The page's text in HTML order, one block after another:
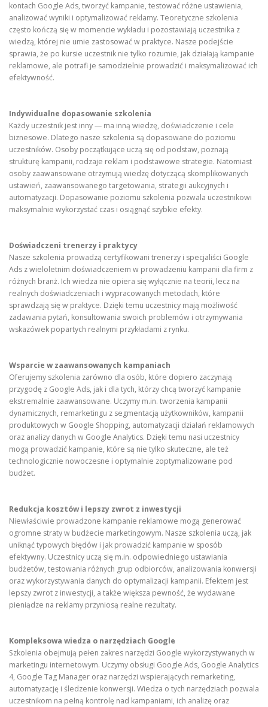
kontach Google Ads, tworzyć kampanie, testować różne ustawienia,
analizować wyniki i optymalizować reklamy. Teoretyczne szkolenia
często kończą się w momencie wykładu i pozostawiają uczestnika z
wiedzą, której nie umie zastosować w praktyce. Nasze podejście
sprawia, że po kursie uczestnik nie tylko rozumie, jak działają kampanie
reklamowe, ale potrafi je samodzielnie prowadzić i maksymalizować ich
efektywność.
Indywidualne dopasowanie szkolenia
Każdy uczestnik jest inny — ma inną wiedzę, doświadczenie i cele
biznesowe. Dlatego nasze szkolenia są dopasowane do poziomu
uczestników. Osoby początkujące uczą się od podstaw, poznają
strukturę kampanii, rodzaje reklam i podstawowe strategie. Natomiast
osoby zaawansowane otrzymują wiedzę dotyczącą skomplikowanych
ustawień, zaawansowanego targetowania, strategii aukcyjnych i
automatyzacji. Dopasowanie poziomu szkolenia pozwala uczestnikowi
maksymalnie wykorzystać czas i osiągnąć szybkie efekty.
Doświadczeni trenerzy i praktycy
Nasze szkolenia prowadzą certyfikowani trenerzy i specjaliści Google
Ads z wieloletnim doświadczeniem w prowadzeniu kampanii dla firm z
różnych branż. Ich wiedza nie opiera się wyłącznie na teorii, lecz na
realnych doświadczeniach i wypracowanych metodach, które
sprawdzają się w praktyce. Dzięki temu uczestnicy mają możliwość
zadawania pytań, konsultowania swoich problemów i otrzymywania
wskazówek popartych realnymi przykładami z rynku.
Wsparcie w zaawansowanych kampaniach
Oferujemy szkolenia zarówno dla osób, które dopiero zaczynają
przygodę z Google Ads, jak i dla tych, którzy chcą tworzyć kampanie
ekstremalnie zaawansowane. Uczymy m.in. tworzenia kampanii
dynamicznych, remarketingu z segmentacją użytkowników, kampanii
produktowych w Google Shopping, automatyzacji działań reklamowych
oraz analizy danych w Google Analytics. Dzięki temu nasi uczestnicy
mogą prowadzić kampanie, które są nie tylko skuteczne, ale też
technologicznie nowoczesne i optymalnie zoptymalizowane pod
budżet.
Redukcja kosztów i lepszy zwrot z inwestycji
Niewłaściwie prowadzone kampanie reklamowe mogą generować
ogromne straty w budżecie marketingowym. Nasze szkolenia uczą, jak
uniknąć typowych błędów i jak prowadzić kampanie w sposób
efektywny. Uczestnicy uczą się m.in. odpowiedniego ustawiania
budżetów, testowania różnych grup odbiorców, analizowania konwersji
oraz wykorzystywania danych do optymalizacji kampanii. Efektem jest
lepszy zwrot z inwestycji, a także większa pewność, że wydawane
pieniądze na reklamy przyniosą realne rezultaty.
Kompleksowa wiedza o narzędziach Google
Szkolenia obejmują pełen zakres narzędzi Google wykorzystywanych w
marketingu internetowym. Uczymy obsługi Google Ads, Google Analytics
4, Google Tag Manager oraz narzędzi wspierających remarketing,
automatyzację i śledzenie konwersji. Wiedza o tych narzędziach pozwala
uczestnikom na pełną kontrolę nad kampaniami, ich analizę oraz